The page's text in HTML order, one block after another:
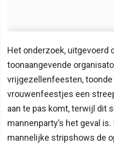
Het onderzoek, uitgevoerd
toonaangevende
vrijgezellenfeesten, toonde
vrouwenfeestjes een
aan te pas komt, terwijl dit
mannenparty’s het geval
mannelijke stripshows de